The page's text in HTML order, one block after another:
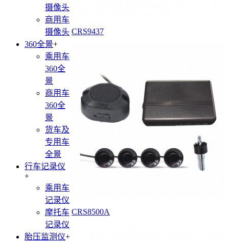
CRS9437
CRS8500A
摄像头
商用车
摄像头
360全景+
乘用车
360全
景
商用车
360全
景
货车及
专用车
全景
行车记录仪
+
乘用车
记录仪
摩托车
记录仪
胎压监测仪+